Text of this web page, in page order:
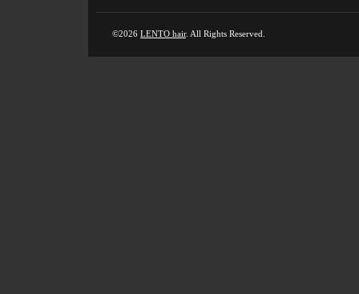
©2026 LENTO hair. All Rights Reserved.